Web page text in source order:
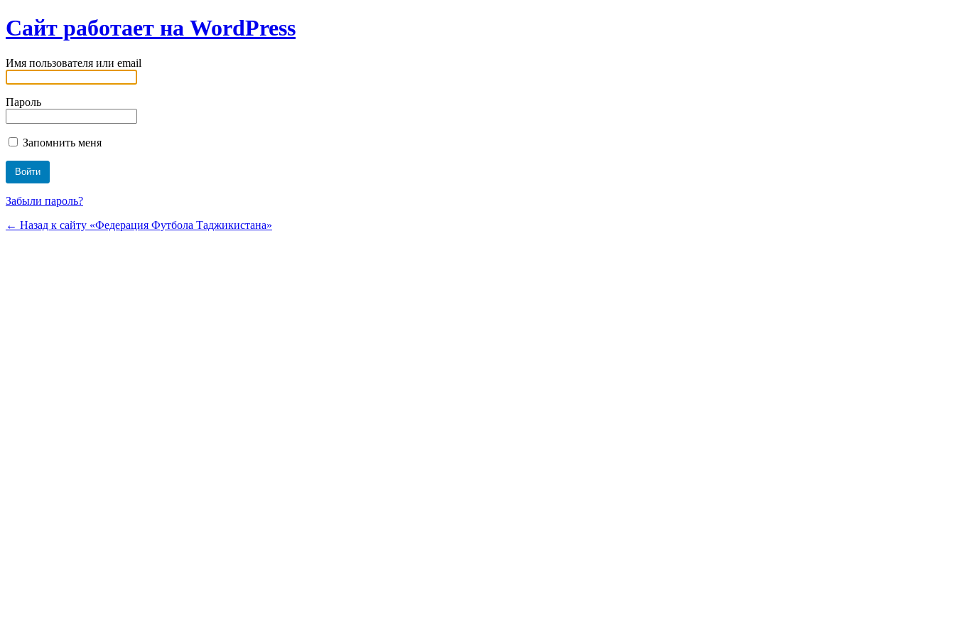
Сайт работает на WordPress
Имя пользователя или email
Пароль
Запомнить меня
Забыли пароль?
← Назад к сайту «Федерация Футбола Таджикистана»